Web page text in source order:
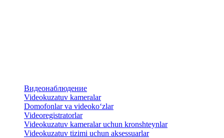
Видеонаблюдение
Videokuzatuv kameralar
​Domofonlar va videoko‘zlar
Videoregistratorlar
Videokuzatuv kameralar uchun kronshteynlar
​Videokuzatuv tizimi uchun aksessuarlar